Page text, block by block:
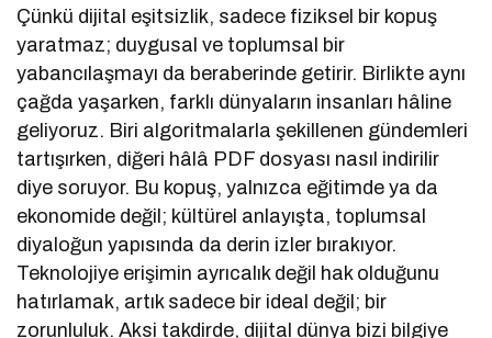
Çünkü dijital eşitsizlik, sadece fiziksel bir kopuş
yaratmaz; duygusal ve toplumsal bir
yabancılaşmayı da beraberinde getirir. Birlikte aynı
çağda yaşarken, farklı dünyaların insanları hâline
geliyoruz. Biri algoritmalarla şekillenen gündemleri
tartışırken, diğeri hâlâ PDF dosyası nasıl indirilir
diye soruyor. Bu kopuş, yalnızca eğitimde ya da
ekonomide değil; kültürel anlayışta, toplumsal
diyaloğun yapısında da derin izler bırakıyor.
Teknolojiye erişimin ayrıcalık değil hak olduğunu
hatırlamak, artık sadece bir ideal değil; bir
zorunluluk. Aksi takdirde, dijital dünya bizi bilgiye